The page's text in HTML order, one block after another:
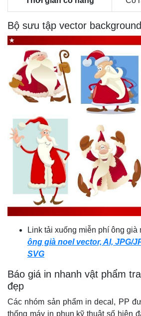
Bộ sưu tập vector
Link tải xuống miễn phí ông già
ông già noel vector, AI, JPG/
SVG
Báo giá in nhanh vật phẩm
đẹp
Các nhóm sản phẩm in decal, PP
thống máy in phun kỹ thuật số hiện